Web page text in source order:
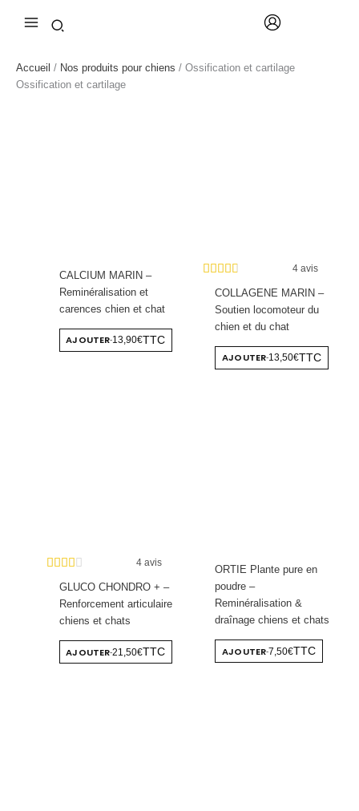
Accueil / Nos produits pour chiens / Ossification et cartilage
Ossification et cartilage
CALCIUM MARIN –
Reminéralisation et
carences chien et chat
AJOUTER-13,90€TTC
4 avis
COLLAGENE MARIN –
Soutien locomoteur du
chien et du chat
AJOUTER-13,50€TTC
4 avis
GLUCO CHONDRO + –
Renforcement articulaire
chiens et chats
AJOUTER-21,50€TTC
ORTIE Plante pure en
poudre –
Reminéralisation &
draînage chiens et chats
AJOUTER-7,50€TTC